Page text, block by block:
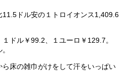
11.5ドル安の１トロイオンス1,409.6
ドル￥99.2、１ユーロ￥129.7。
床の雑巾がけをして汗をいっぱい